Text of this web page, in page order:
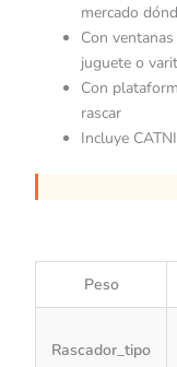
mercado
Con
juguete o
Con
rascar
Incluye
Peso
Rascador_tipo